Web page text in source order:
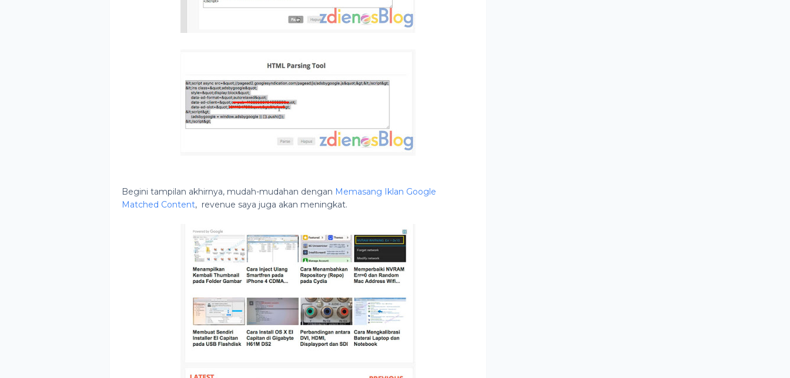
Begini tampilan akhirnya, mudah-mudahan dengan Memasang Iklan Google
Matched Content, revenue saya juga akan meningkat.